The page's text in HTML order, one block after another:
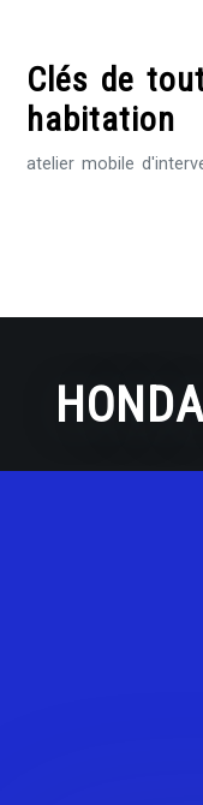
contentClés de
habitation
atelier mobile